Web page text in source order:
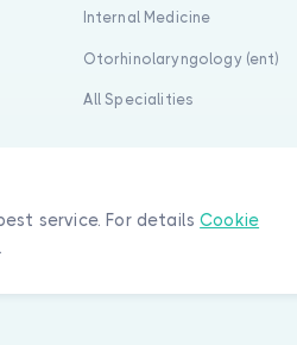
service. For detailsCookie
Internal Medicine
Otorhinolaryngology (ent)
All Specialities